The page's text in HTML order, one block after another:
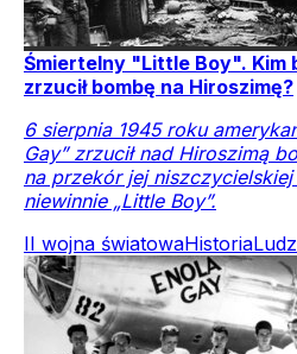
Śmiertelny "Little Boy". Kim
zrzucił bombę na Hiroszimę?
6 sierpnia 1945 roku
Gay” zrzucił nad Hiroszimą
na przekór jej
niewinnie „Little Boy”.
II wojna światowaHistoria